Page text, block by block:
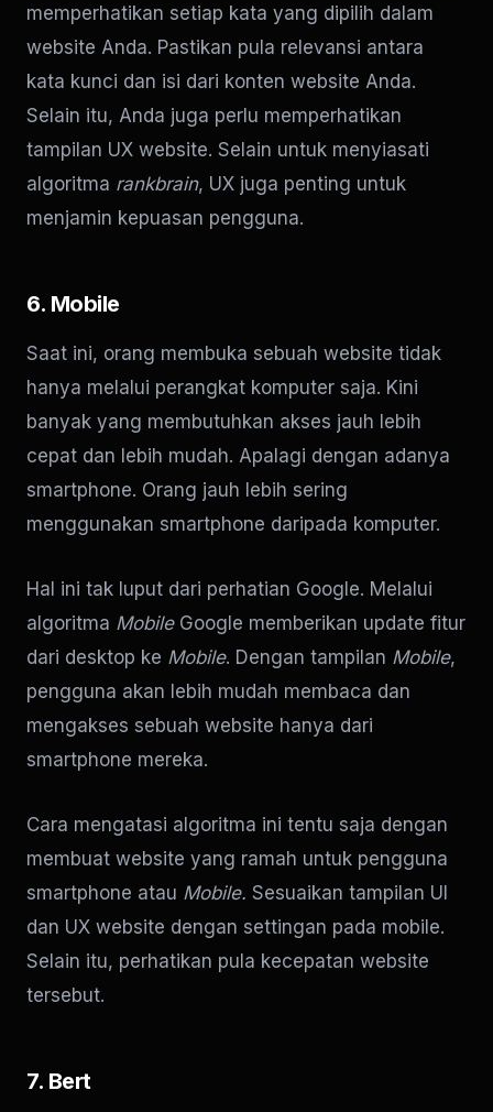
memperhatikan setiap kata yang dipilih dalam
website Anda. Pastikan pula relevansi antara
kata kunci dan isi dari konten website Anda.
Selain itu, Anda juga perlu memperhatikan
tampilan UX website. Selain untuk menyiasati
algoritma rankbrain, UX juga penting untuk
menjamin kepuasan pengguna.
6. Mobile
Saat ini, orang membuka sebuah website tidak
hanya melalui perangkat komputer saja. Kini
banyak yang membutuhkan akses jauh lebih
cepat dan lebih mudah. Apalagi dengan adanya
smartphone. Orang jauh lebih sering
menggunakan smartphone daripada komputer.
Hal ini tak luput dari perhatian Google. Melalui
algoritma MobileGoogle memberikan update fitur
dari desktop ke Mobile. Dengan tampilan Mobile,
pengguna akan lebih mudah membaca dan
mengakses sebuah website hanya dari
smartphone mereka.
Cara mengatasi algoritma ini tentu saja dengan
membuat website yang ramah untuk pengguna
smartphone atau Mobile. Sesuaikan tampilan UI
dan UX website dengan settingan pada mobile.
Selain itu, perhatikan pula kecepatan website
tersebut.
7. Bert